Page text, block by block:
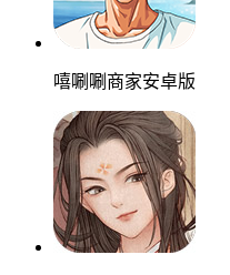
嘻唰唰商家安卓版